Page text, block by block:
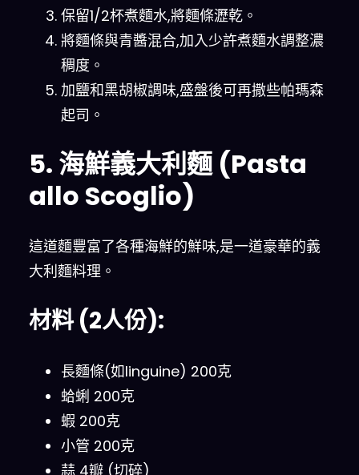
保留1/2杯煮麵水,將麵條瀝乾。
將麵條與青醬混合,加入少許煮麵水調整濃
稠度。
加鹽和黑胡椒調味,盛盤後可再撒些帕瑪森
起司。
5. 海鮮義大利麵 (Pasta
allo Scoglio)
這道麵豐富了各種海鮮的鮮味,是一道豪華的義
大利麵料理。
材料 (2人份):
長麵條(如linguine) 200克
蛤蜊 200克
蝦 200克
小管 200克
蒜 4瓣 (切碎)